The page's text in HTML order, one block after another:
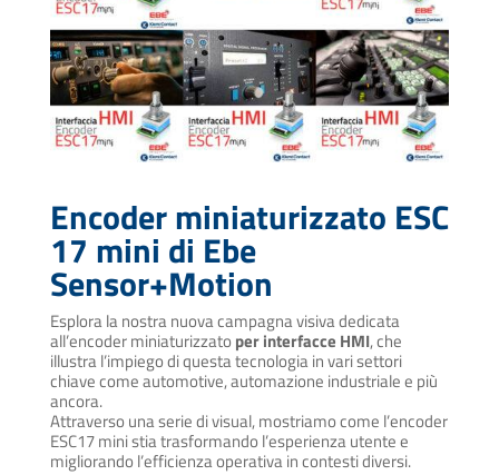
Encoder miniaturizzato ESC
17 mini di Ebe
Sensor+Motion
Esplora la nostra nuova campagna visiva dedicata
all’encoder miniaturizzatoper interfacce HMI, che
illustra l’impiego di questa tecnologia in vari settori
chiave come automotive, automazione industriale e più
ancora.
Attraverso una serie di visual, mostriamo come l’encoder
ESC17 mini stia trasformando l’esperienza utente e
migliorando l’efficienza operativa in contesti diversi.